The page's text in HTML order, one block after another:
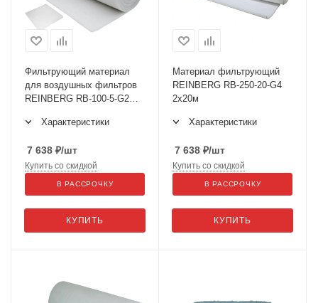
Фильтрующий материал
для воздушных фильтров
REINBERG RB-100-5-G2
Характеристики
7 638 ₽/шт
КУПИТЬ
Купить со скидкой
В РАССРОЧКУ
Материал фильтрующий
REINBERG RB-250-20-G4
2x20м
Характеристики
7 638 ₽/шт
КУПИТЬ
Купить со скидкой
В РАССРОЧКУ